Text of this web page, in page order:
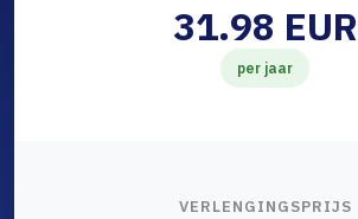
31.98 EUR
per jaar
VERLENGINGSPRIJS